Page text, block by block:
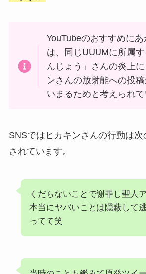
YouTubeのおすすめに
は、同じUUUMに所属
んじょう」さんの炎上
ンさんの放射能への投
いまるためと考えられ
SNSではヒカキンさんの行動は次
されています。
くだらないことで謝罪し聖人
本当にヤバいことは隠蔽して
ってて笑